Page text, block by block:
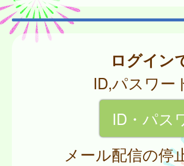
ログイン
ID,パスワー
ID・パス
メール配信の停